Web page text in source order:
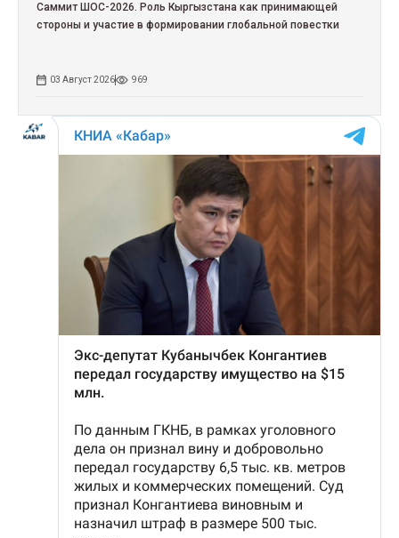
Саммит ШОС-2026. Роль Кыргызстана как принимающей
стороны и участие в формировании глобальной повестки
03 Август 2026 969